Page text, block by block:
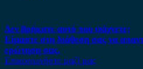
Δεν βρήκατε αυτό που ψάχνετε;
Είμαστε στη διάθεση σας να
ερώτηση σας.
Επικοινωνήστε μαζί μας